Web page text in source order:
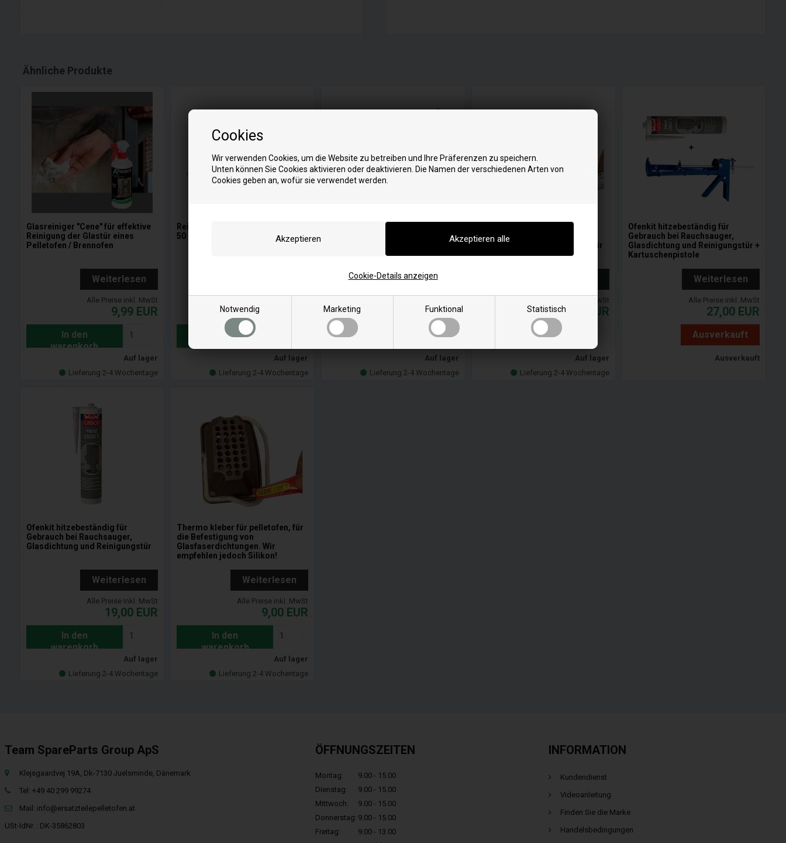
Cookies
Wir verwenden Cookies, um die Website zu betreiben und Ihre Präferenzen zu speichern.
Unten können Sie Cookies aktivieren oder deaktivieren. Die Namen der verschiedenen Arten von
Cookies geben an, wofür sie verwendet werden.
Notwendig Marketing Funktional Statistisch
Cookie-Details anzeigen
Ähnliche Produkte
Glasreiniger "Cene" für effektive
Reinigung der Glastür eines
Pelletofen / Brennofen
Weiterlesen
Alle Preise inkl. MwSt
9,99 EUR
In den
warenkorb
Auf lager
Lieferung 2-4 Wochentage
Reinigingsborstel 60 mm - Lengte
50 cm
19,00
In den
warenkorb
Auf lager
Lieferung 2-4 Wochentage
Reinigungsbürste 80 mm - Länge
Weiterlesen
25,00EUR
warenkorb
Auf lager
Lieferung 2-4 Wochentage
Silikon hitzebeständig für
Gebrauch bei Rauchsauger,
Glasdichtung und Reinigungstür
Alle Preise inkl. MwSt
11,99 EUR
In den
warenkorb
Auf lager
Lieferung 2-4 Wochentage
Ofenkit hitzebeständig für
Gebrauch bei Rauchsauger,
Glasdichtung und Reinigungstür +
Kartuschenpistole
Weiterlesen
Alle Preise inkl. MwSt
27,00 EUR
Ausverkauft
Ausverkauft
Ofenkit hitzebeständig für
Gebrauch bei Rauchsauger,
Glasdichtung und Reinigungstür
Weiterlesen
Alle Preise inkl. MwSt
19,00 EUR
In den
warenkorb
Auf lager
Lieferung 2-4 Wochentage
Thermo kleber für pelletofen, für
die Befestigung von
Glasfaserdichtungen. Wir
empfehlen jedoch Silikon!
Weiterlesen
Alle Preise inkl. MwSt
9,00 EUR
In den
warenkorb
Auf lager
Lieferung 2-4 Wochentage
Team SpareParts Group ApS
Klejsgaardvej 19A, Dk-7130 Juelsminde, Dänemark
Tel: +49 40 299 99274
Mail: info@ersatzteilepelletofen.at
USt-IdNr. : DK-35862803
ÖFFNUNGSZEITEN
Montag:
9.00 - 15.00
Dienstag:
9.00 - 15.00
Mittwoch:
9.00 - 15.00
Donnerstag: 9.00 - 15.00
Freitag:
9.00 - 13.00
INFORMATION
Kundendienst
Videoanleitung
Finden Sie die Marke
Handelsbedingungen